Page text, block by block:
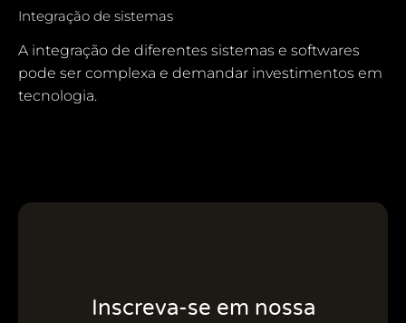
Integração de sistemas
A integração de diferentes sistemas e softwares
pode ser complexa e demandar investimentos em
tecnologia.
Inscreva-se em nossa